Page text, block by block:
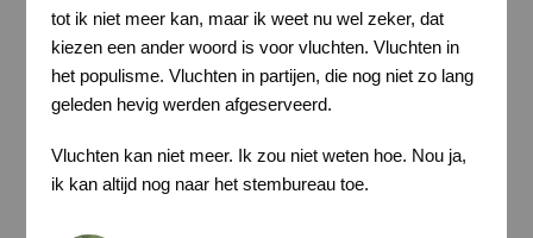
tot ik niet meer kan, maar ik weet nu wel zeker, dat
kiezen een ander woord is voor vluchten. Vluchten in
het populisme. Vluchten in partijen, die nog niet zo lang
geleden hevig werden afgeserveerd.
Vluchten kan niet meer. Ik zou niet weten hoe. Nou ja,
ik kan altijd nog naar het stembureau toe.